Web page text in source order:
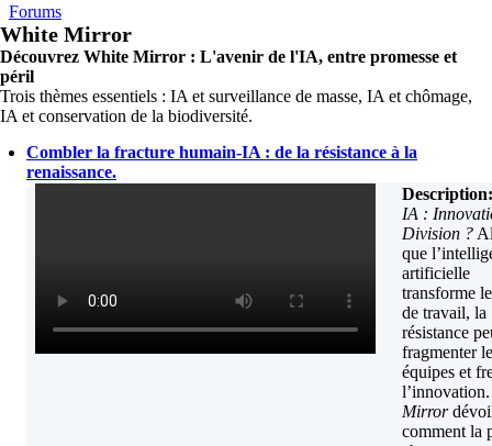
Forums
White Mirror
Découvrez White Mirror : L'avenir de l'IA, entre promesse et
péril
Trois thèmes essentiels : IA et surveillance de masse, IA et chômage,
IA et conservation de la biodiversité.
Combler la fracture humain-IA : de la résistance à la
renaissance.
Description:
IA :
Division ?
que
artificielle
transforme
de travail, la
résistance
fragmenter
équipes et
Mirror
comment la